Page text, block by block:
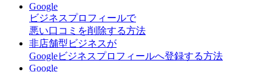
Google
ビジネスプロフィールで
悪い口コミを削除する方法
非店舗型ビジネスが
Googleビジネスプロフィールへ登録する方法
Google